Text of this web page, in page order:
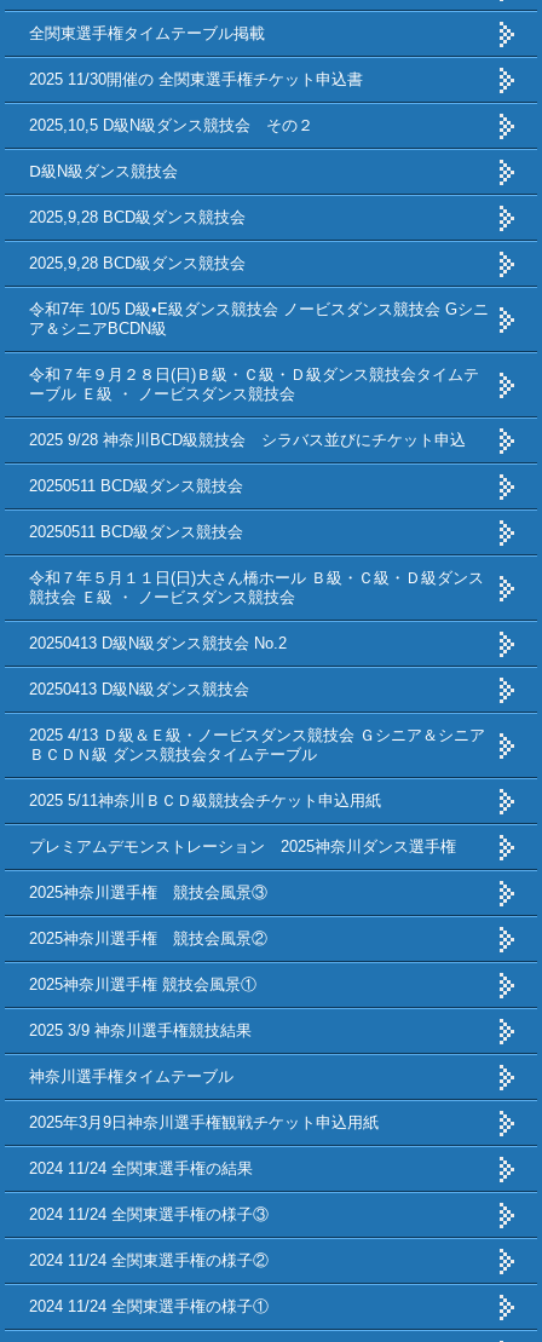
全関東選手権タイムテーブル掲載
2025 11/30開催の 全関東選手権チケット申込書
2025,10,5 D級N級ダンス競技会 その２
Ⅾ級N級ダンス競技会
2025,9,28 BCD級ダンス競技会
2025,9,28 BCD級ダンス競技会
令和7年 10/5 D級•E級ダンス競技会 ノービスダンス競技会 Gシニ
ア＆シニアBCDN級
令和７年９月２８日(日)Ｂ級・Ｃ級・Ｄ級ダンス競技会タイムテ
ーブル Ｅ級 ・ ノービスダンス競技会
2025 9/28 神奈川BCD級競技会 シラバス並びにチケット申込
20250511 BCD級ダンス競技会
20250511 BCD級ダンス競技会
令和７年５月１１日(日)大さん橋ホール Ｂ級・Ｃ級・Ｄ級ダンス
競技会 Ｅ級 ・ ノービスダンス競技会
20250413 D級N級ダンス競技会 No.2
20250413 D級N級ダンス競技会
2025 4/13 Ｄ級＆Ｅ級・ノービスダンス競技会 Ｇシニア＆シニア
ＢＣＤＮ級 ダンス競技会タイムテーブル
2025 5/11神奈川ＢＣＤ級競技会チケット申込用紙
プレミアムデモンストレーション 2025神奈川ダンス選手権
2025神奈川選手権 競技会風景③
2025神奈川選手権 競技会風景②
2025神奈川選手権 競技会風景①
2025 3/9 神奈川選手権競技結果
神奈川選手権タイムテーブル
2025年3月9日神奈川選手権観戦チケット申込用紙
2024 11/24 全関東選手権の結果
2024 11/24 全関東選手権の様子③
2024 11/24 全関東選手権の様子②
2024 11/24 全関東選手権の様子①